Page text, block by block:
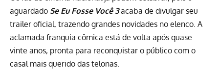
aguardado Se Eu Fosse Você 3acaba de divulgar seu
trailer oficial, trazendo grandes novidades no elenco. A
aclamada franquia cômica está de volta após quase
vinte anos, pronta para reconquistar o público com o
casal mais querido das telonas.